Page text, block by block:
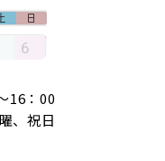
16：00
、祝日